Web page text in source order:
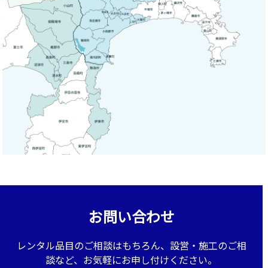
お問い合わせ
レンタル品目のご相談はもちろん、設営・施工のご相
談など、お気軽にお申し付けください。